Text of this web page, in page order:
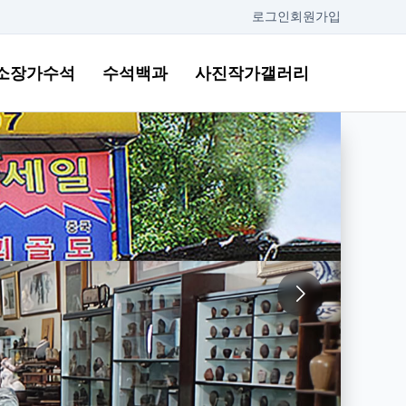
로그인회원가입
장가수석 수석백과 사진작가갤러리